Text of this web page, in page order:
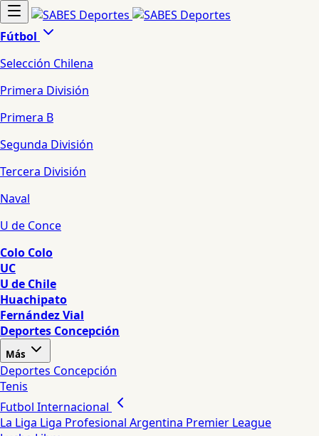
Fútbol
Selección Chilena
Primera División
Primera B
Segunda División
Tercera División
Naval
U de Conce
Colo Colo
UC
U de Chile
Huachipato
Fernández Vial
Deportes Concepción
Más
Deportes Concepción
Tenis
Futbol Internacional
La Liga Liga Profesional Argentina Premier League